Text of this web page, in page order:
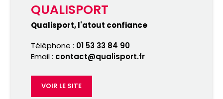
QUALISPORT
Qualisport, l'atout confiance
Téléphone : 01 53 33 84 90
Email : contact@qualisport.fr
VOIR LE SITE